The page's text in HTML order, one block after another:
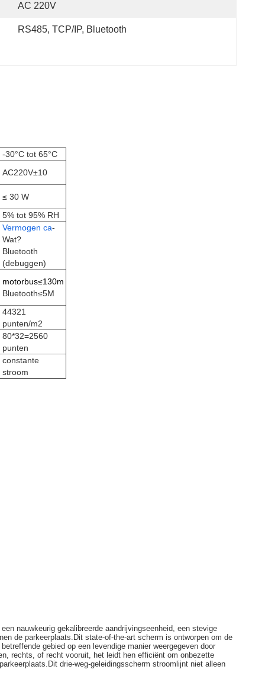
AC 220V
RS485, TCP/IP, Bluetooth
-30°C tot 65°C
AC220V±10
≤ 30 W
5% tot 95% RH
Vermogen ca-
Wat?
Bluetooth
(debuggen)
motorbus≤130m
Bluetooth≤5M
44321
punten/m2
80*32=2560
punten
constante
stroom
nauwkeurig gekalibreerde aandrijvingseenheid, een stevige
de parkeerplaats.Dit state-of-the-art scherm is ontworpen om de
gebied op een levendige manier weergegeven door
rechts, of recht vooruit, het leidt hen efficiënt om onbezette
drie-weg-geleidingsscherm stroomlijnt niet alleen